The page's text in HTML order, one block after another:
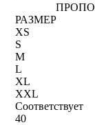
РАЗМЕР
XS
S
M
L
XL
XXL
Соответствует
40